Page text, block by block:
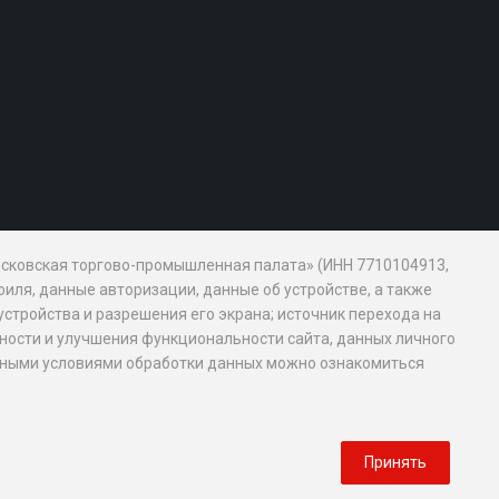
торгово-промышленная палата» (ИНН 7710104913,
данные авторизации, данные об устройстве, а также
и разрешения его экрана; источник перехода на
и улучшения функциональности сайта, данных личного
условиями обработки данных можно ознакомиться
Принять